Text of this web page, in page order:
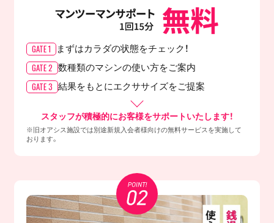
GATE 1 まずはカラダの状態をチェック！
GATE 2 数種類のマシンの使い方をご案内
GATE 3 結果をもとにエクササイズをご提案
スタッフが積極的にお客様をサポートいたします！
※旧オアシス施設では別途新規入会者様向けの無料サービスを実施して
おります。